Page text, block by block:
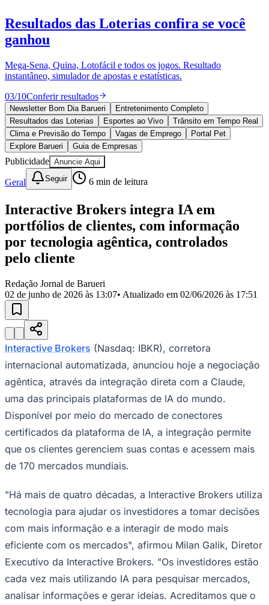
Anuncie no Portal
Cadastrar Empresa
Divulgar Vagas
Política
Esportes
Saúde
Segurança
Cultura
Meio Ambiente
Obras
Educação
Bairros de Barueri
Selecione sua regiãoPara notícias da sua região
Aldeia Aldeia da SerraAldeia de Barueri AlphavilleBairro
Jubran
BelvalBethaville Boa
VistaCalifórniaCarapicuíba
MilitarItapeviJandiraJardim Audir
CalifórniaJardim dos AltosJardim dos CamargosJardim
Esperança
Julio
MutingaJardim Paraíso
Luís
Jardim São Pedro
TupãJardim TupanciMutingaNova AldeinhaOsascoParque dos
Parque Santa Luzia
do Bom JesusRecanto PhrynéaSantana de
ParnaíbaSilveiraTamboré Vale do SolVila BarrosVila Boa Vista
do Conde
Vila Engenho NovoVila Márcia
EscadaVila PortoVotupoca
Para Sua Empresa
Anuncie no Portal
Divulgar VagasNovo
Publicidade Legal
Turismo
Segurança Regional
Hospitais Estaduais
Parques & Represas
Cidades da Região
Santana de ParnaíbaOsascoCarapicuíba JandiraItapeviCotiaPirapora
Rocha Francisco MoratoTaboão da SerraEmbu das ArtesSão Roque
Para Sua Empresa
Resultados das Loterias confira se você
ganhou
Mega-Sena, Quina, Lotofácil e todos os jogos. Resultado
instantâneo, simulador de apostas e estatísticas.
03/10Conferir resultados
Newsletter Bom Dia Barueri
Entretenimento Completo
Resultados das Loterias
Esportes ao Vivo
Trânsito em Tempo Real
Clima e Previsão do Tempo
Vagas de Emprego
Portal Pet
Explore Barueri
Guia de Empresas
Publicidade Anuncie Aqui
Geral Seguir 6 min de leitura
Interactive Brokers integra IA em
portfólios de clientes, com informação
por tecnologia agêntica, controlados
pelo cliente
Redação Jornal de Barueri
02 de junho de 2026 às 13:07• Atualizado em 02/06/2026 às 17:51
Interactive Brokers (Nasdaq: IBKR), corretora
internacional automatizada, anunciou hoje a negociação
agêntica, através da integração direta com a Claude,
uma das principais plataformas de IA do mundo.
Disponível por meio do mercado de conectores
certificados da plataforma de IA, a integração permite
que os clientes gerenciem suas contas e acessem mais
de 170 mercados mundiais.
"Há mais de quatro décadas, a Interactive Brokers utiliza
tecnologia para ajudar os investidores a tomar decisões
com mais informação e a interagir de modo mais
eficiente com os mercados", afirmou Milan Galik, Diretor
Executivo da Interactive Brokers. "Os investidores estão
cada vez mais utilizando IA para pesquisar mercados,
analisar informações e gerar ideias. Acreditamos que o